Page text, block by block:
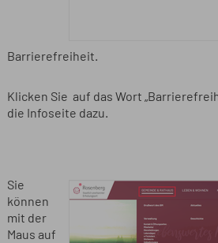
Barrierefreiheit.
Klicken Sie auf das Wort
die Infoseite dazu.
Sie
können
mit der
Maus auf